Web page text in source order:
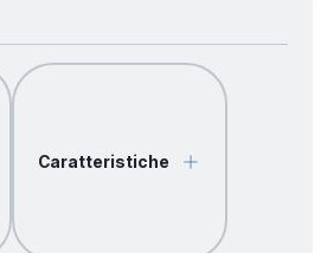
Caratteristiche